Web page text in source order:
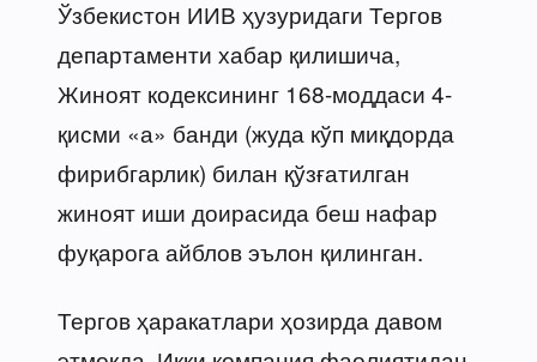
Ўзбекистон ИИВ ҳузуридаги Тергов
департаменти хабар қилишича,
Жиноят кодексининг 168-моддаси 4-
қисми «а» банди (жуда кўп миқдорда
фирибгарлик) билан қўзғатилган
жиноят иши доирасида беш нафар
фуқарога айблов эълон қилинган.
Тергов ҳаракатлари ҳозирда давом